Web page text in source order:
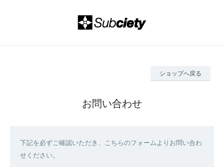
ショップへ戻る
お問い合わせ
下記を必ずご確認いただき、こちらのフォームよりお問い合わ
せください。